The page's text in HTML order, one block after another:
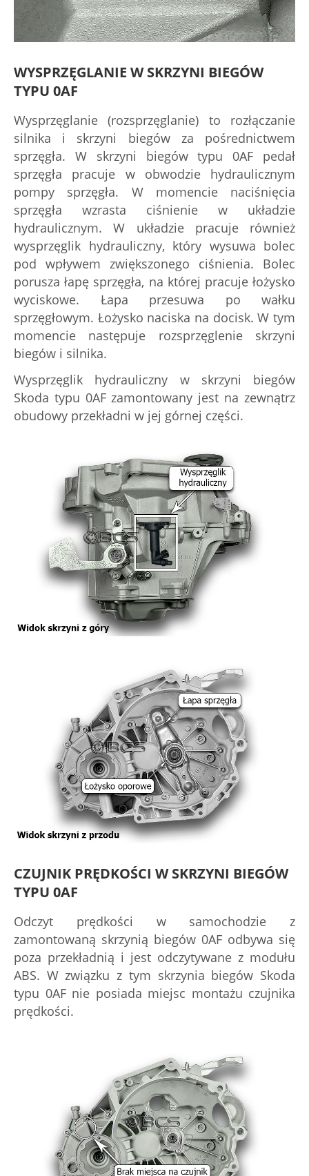
WYSPRZĘGLANIE W SKRZYNI BIEGÓW
TYPU 0AF
Wysprzęglanie (rozsprzęglanie) to rozłączanie
silnika i skrzyni biegów za pośrednictwem
sprzęgła. W skrzyni biegów typu 0AF pedał
sprzęgła pracuje w obwodzie hydraulicznym
pompy sprzęgła. W momencie naciśnięcia
sprzęgła wzrasta ciśnienie w układzie
hydraulicznym. W układzie pracuje również
wysprzęglik hydrauliczny, który wysuwa bolec
pod wpływem zwiększonego ciśnienia. Bolec
porusza łapę sprzęgła, na której pracuje łożysko
wyciskowe. Łapa przesuwa po wałku
sprzęgłowym. Łożysko naciska na docisk. W tym
momencie następuje rozsprzęglenie skrzyni
biegów i silnika.
Wysprzęglik hydrauliczny w skrzyni biegów
Skoda typu 0AF zamontowany jest na zewnątrz
obudowy przekładni w jej górnej części.
CZUJNIK PRĘDKOŚCI W SKRZYNI BIEGÓW
TYPU 0AF
Odczyt prędkości w samochodzie z
zamontowaną skrzynią biegów 0AF odbywa się
poza przekładnią i jest odczytywane z modułu
ABS. W związku z tym skrzynia biegów Skoda
typu 0AF nie posiada miejsc montażu czujnika
prędkości.